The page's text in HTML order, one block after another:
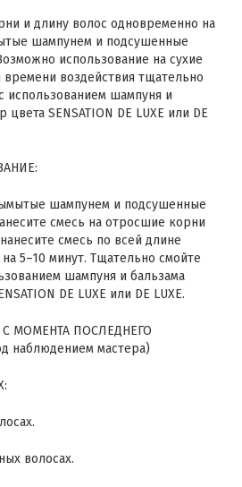
и длину волос одновременно на
шампунем и подсушенные
использование на сухие
воздействия тщательно
использованием шампуня и
цвета SENSATION DE LUXE или DE
шампунем и подсушенные
смесь на отросшие корни
смесь по всей длине
5–10 минут. Тщательно смойте
шампуня и бальзама
DE LUXE или DE LUXE.
МОМЕНТА ПОСЛЕДНЕГО
наблюдением мастера)
волосах.